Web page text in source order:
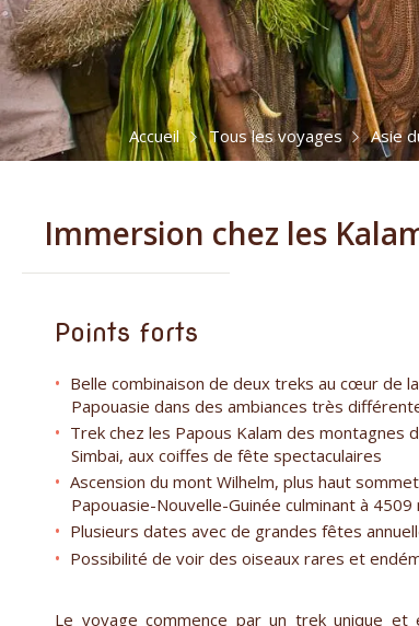
Accueil Tous les voyages Asie
Immersion chez les
Points forts
Belle combinaison de deux treks au cœur de la
Papouasie dans des ambiances très
Trek chez les Papous Kalam des montagnes
Simbai, aux coiffes de fête spectaculaires
Ascension du mont Wilhelm, plus haut
Papouasie-Nouvelle-Guinée culminant à 4509
Plusieurs dates avec de grandes fêtes
Possibilité de voir des oiseaux rares et
Le voyage commence par un trek unique et